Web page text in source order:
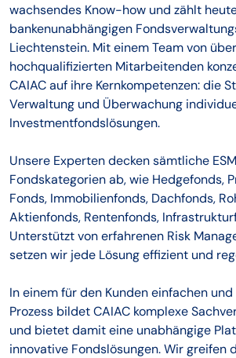
wachsendes Know-how und zählt
bankenunabhängigen
Liechtenstein. Mit einem Team von
hochqualifizierten Mitarbeitenden
CAIAC auf ihre Kernkompetenzen: die
Verwaltung und Überwachung
Investmentfondslösungen.
Unsere Experten decken sämtliche
Fondskategorien ab, wie Hedgefonds,
Fonds, Immobilienfonds, Dachfonds,
Aktienfonds, Rentenfonds,
Unterstützt von erfahrenen Risk
setzen wir jede Lösung effizient und
In einem für den Kunden einfachen
Prozess bildet CAIAC komplexe
und bietet damit eine unabhängige
innovative Fondslösungen. Wir greifen